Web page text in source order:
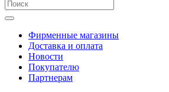
Фирменные магазины
Доставка и оплата
Новости
Покупателю
Партнерам